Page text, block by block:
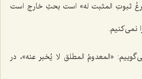
ثبوتِ المثبت له» است بحثِ خارج است
نمی‌کنیم.
: «المعدومُ المطلق لا یُخبر عنه»، در